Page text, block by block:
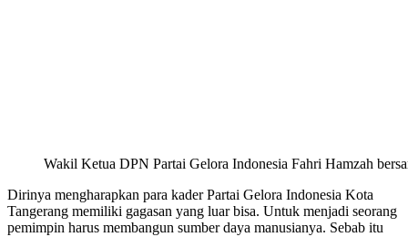
Wakil Ketua DPN Partai Gelora Indonesia Fahri Hamzah
Dirinya mengharapkan para kader Partai Gelora Indonesia Kota
Tangerang memiliki gagasan yang luar bisa. Untuk menjadi seorang
pemimpin harus membangun sumber daya manusianya. Sebab itu